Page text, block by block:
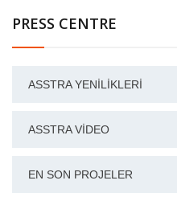
PRESS CENTRE
ASSTRA YENILIKLERI
ASSTRA VIDEO
EN SON PROJELER